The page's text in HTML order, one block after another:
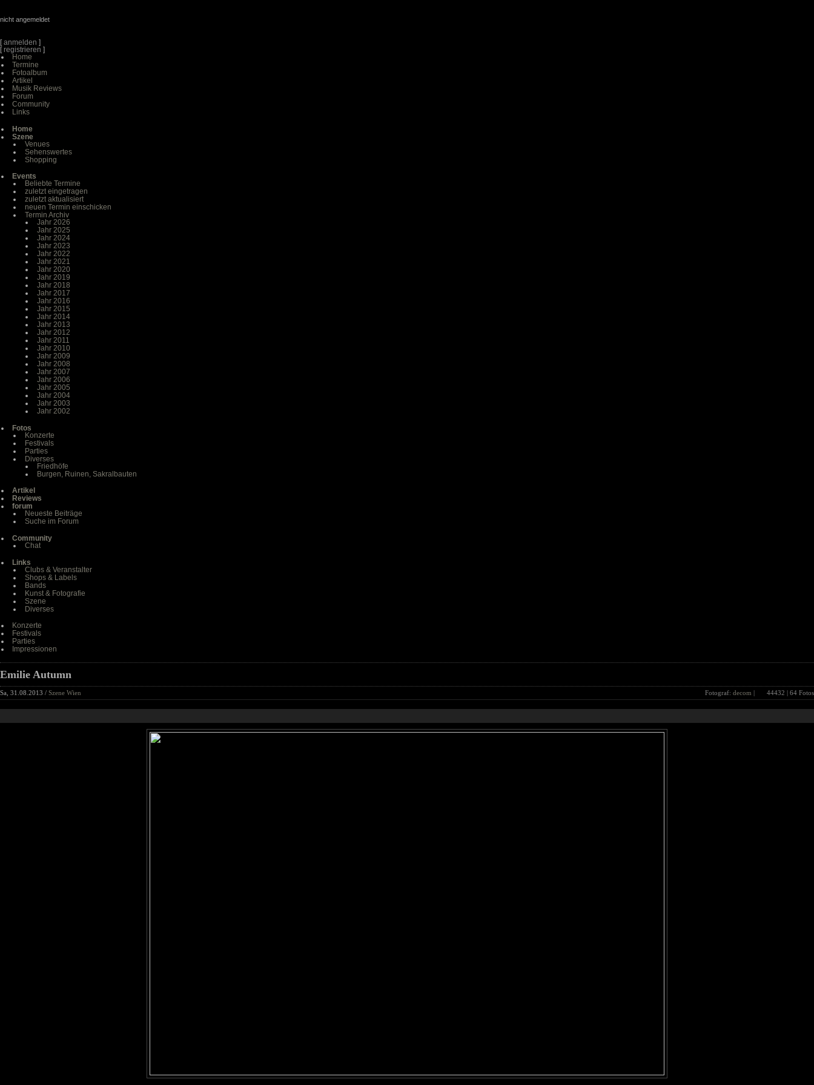
nicht angemeldet
[anmelden ]
[registrieren ]
Home
Termine
Fotoalbum
Artikel
Musik Reviews
Forum
Community
Links
Home
Szene
Venues
Sehenswertes
Shopping
Events
Beliebte Termine
zuletzt eingetragen
zuletzt aktualisiert
neuen Termin einschicken
Termin Archiv
Jahr 2026
Jahr 2025
Jahr 2024
Jahr 2023
Jahr 2022
Jahr 2021
Jahr 2020
Jahr 2019
Jahr 2018
Jahr 2017
Jahr 2016
Jahr 2015
Jahr 2014
Jahr 2013
Jahr 2012
Jahr 2011
Jahr 2010
Jahr 2009
Jahr 2008
Jahr 2007
Jahr 2006
Jahr 2005
Jahr 2004
Jahr 2003
Jahr 2002
Fotos
Konzerte
Festivals
Parties
Diverses
Friedhöfe
Burgen, Ruinen, Sakralbauten
Artikel
Reviews
forum
Neueste Beiträge
Suche im Forum
Community
Chat
Links
Clubs & Veranstalter
Shops & Labels
Bands
Kunst & Fotografie
Szene
Diverses
Konzerte
Festivals
Parties
Impressionen
Emilie Autumn
Sa, 31.08.2013 / Szene Wien Fotograf: decom | 44432 | 64 Fotos